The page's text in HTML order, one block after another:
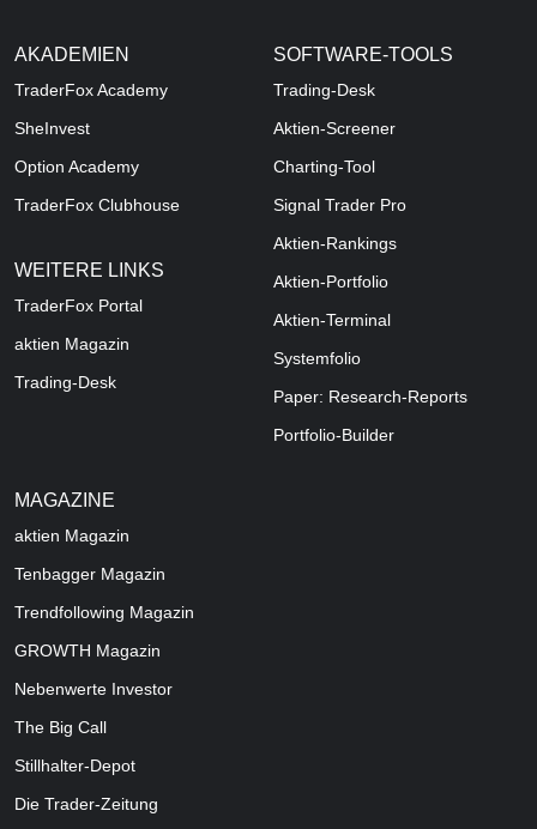
AKADEMIEN
TraderFox Academy
SheInvest
Option Academy
TraderFox Clubhouse
WEITERE LINKS
TraderFox Portal
aktien Magazin
Trading-Desk
SOFTWARE-TOOLS
Trading-Desk
Aktien-Screener
Charting-Tool
Signal Trader Pro
Aktien-Rankings
Aktien-Portfolio
Aktien-Terminal
Systemfolio
Paper: Research-Reports
Portfolio-Builder
MAGAZINE
aktien Magazin
Tenbagger Magazin
Trendfollowing Magazin
GROWTH Magazin
Nebenwerte Investor
The Big Call
Stillhalter-Depot
Die Trader-Zeitung